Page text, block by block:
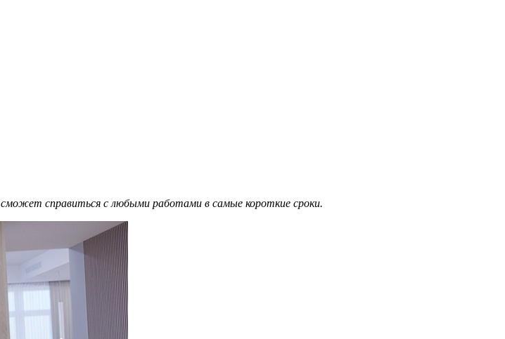
сможет справиться с любыми работами в самые короткие сроки.